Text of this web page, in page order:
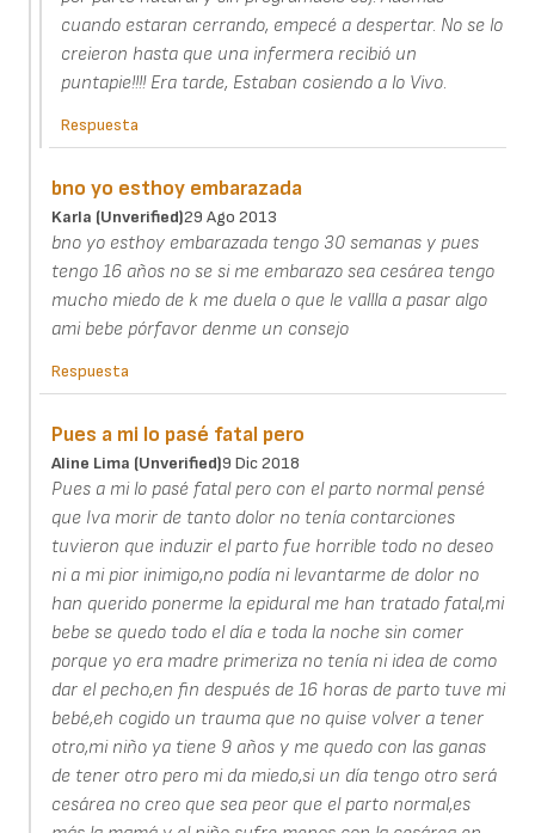
cuando estaran cerrando, empecé a despertar. No se lo
creieron hasta que una infermera recibió un
puntapie!!!! Era tarde, Estaban cosiendo a lo Vivo.
Respuesta
bno yo esthoy embarazada
Karla (unverified)29 Ago 2013
bno yo esthoy embarazada tengo 30 semanas y pues
tengo 16 años no se si me embarazo sea cesárea tengo
mucho miedo de k me duela o que le vallla a pasar algo
ami bebe pórfavor denme un consejo
Respuesta
Pues a mi lo pasé fatal pero
Aline Lima (unverified)9 Dic 2018
Pues a mi lo pasé fatal pero con el parto normal pensé
que Iva morir de tanto dolor no tenía contarciones
tuvieron que induzir el parto fue horrible todo no deseo
ni a mi pior inimigo,no podía ni levantarme de dolor no
han querido ponerme la epidural me han tratado fatal,mi
bebe se quedo todo el día e toda la noche sin comer
porque yo era madre primeriza no tenía ni idea de como
dar el pecho,en fin después de 16 horas de parto tuve mi
bebé,eh cogido un trauma que no quise volver a tener
otro,mi niño ya tiene 9 años y me quedo con las ganas
de tener otro pero mi da miedo,si un día tengo otro será
cesárea no creo que sea peor que el parto normal,es